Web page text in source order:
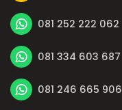
081 252 222 062
081 334 603 687
081 246 665 906